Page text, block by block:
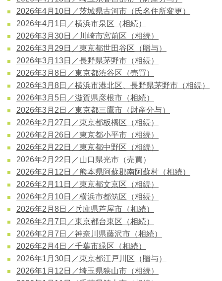
2026年4月10日／茨城県古河市（氏名住所変更）
2026年4月1日／横浜市泉区（相続）
2026年3月30日／川崎市宮前区（相続）
2026年3月29日／東京都世田谷区（贈与）
2026年3月13日／長野県茅野市（相続）
2026年3月8日／東京都渋谷区（売買）
2026年3月8日／横浜市港北区、長野県茅野市（相続）
2026年3月5日／滋賀県彦根市（相続）
2026年3月2日／東京都三鷹市（財産分与）
2026年2月27日／東京都板橋区（相続）
2026年2月26日／東京都小平市（相続）
2026年2月22日／東京都中野区（相続）
2026年2月22日／山口県光市（売買）
2026年2月12日／熊本県阿蘇郡南阿蘇村（相続）
2026年2月11日／東京都文京区（相続）
2026年2月10日／横浜市都筑区（相続）
2026年2月8日／兵庫県芦屋市（相続）
2026年2月7日／東京都台東区（相続）
2026年2月7日／神奈川県藤沢市（相続）
2026年2月4日／千葉市緑区（相続）
2026年1月30日／東京都江戸川区（贈与）
2026年1月12日／埼玉県狭山市（相続）